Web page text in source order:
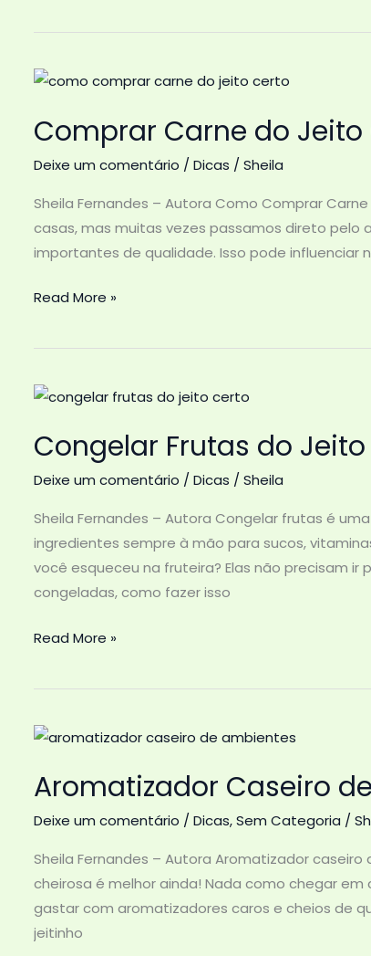
(MG):
Mergulho
História,
Encantos
Comprar Carne do
Deixe um comentário /Dicas /Sheila
Sheila Fernandes – Autora Como Comprar
casas, mas muitas vezes passamos direto
importantes de qualidade. Isso pode influenciar
Comprar
do
Certo:
Completo
Read More »
Congelar Frutas do
Deixe um comentário / Dicas / Sheila
Sheila Fernandes – Autora Congelar frutas é
ingredientes sempre à mão para sucos,
você esqueceu na fruteira? Elas não precisam
congeladas, como fazer isso
Congelar
do
Certo
Read More »
Aromatizador Caseiro
Deixe um comentário / Dicas,Sem Categoria /
Sheila Fernandes – Autora Aromatizador
cheirosa é melhor ainda! Nada como chegar
gastar com aromatizadores caros e cheios de
jeitinho